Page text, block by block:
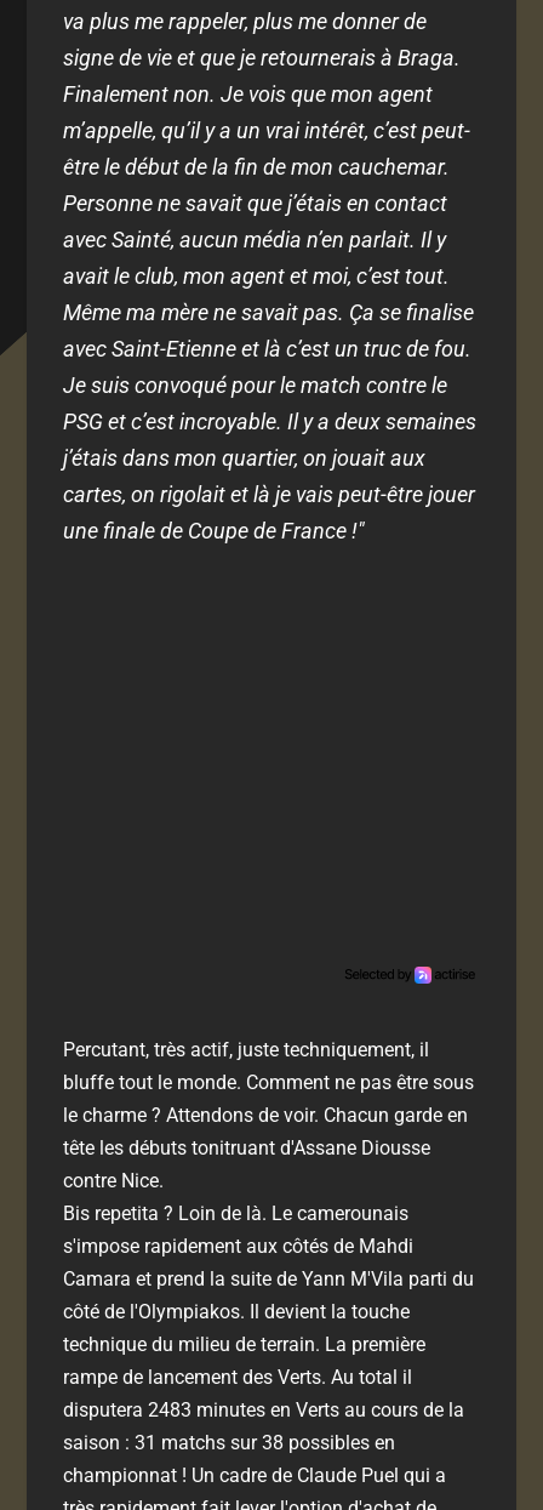
va plus me rappeler, plus me donner de
signe de vie et que je retournerais à Braga.
Finalement non. Je vois que mon agent
m’appelle, qu’il y a un vrai intérêt, c’est peut-
être le début de la fin de mon cauchemar.
Personne ne savait que j’étais en contact
avec Sainté, aucun média n’en parlait. Il y
avait le club, mon agent et moi, c’est tout.
Même ma mère ne savait pas. Ça se finalise
avec Saint-Etienne et là c’est un truc de fou.
Je suis convoqué pour le match contre le
PSGet c’est incroyable. Il y a deux semaines
j’étais dans mon quartier, on jouait aux
cartes, on rigolait et là je vais peut-être jouer
une finale de Coupe de France !"
Percutant, très actif, juste techniquement, il
bluffe tout le monde. Comment ne pas être sous
le charme ? Attendons de voir. Chacun garde en
tête les débuts tonitruant d'Assane Diousse
contre Nice.
Bis repetita ? Loin de là. Le camerounais
s'impose rapidement aux côtés de Mahdi
Camara et prend la suite de Yann M'Vila parti du
côté de l'Olympiakos. Il devient la touche
technique du milieu de terrain. La première
rampe de lancement des Verts. Au total il
disputera 2483 minutes en Verts au cours de la
saison : 31 matchs sur 38 possibles en
championnat ! Un cadre de Claude Puel qui a